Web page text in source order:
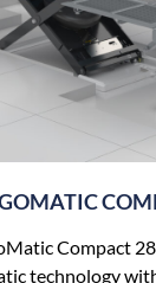
Compact
technology